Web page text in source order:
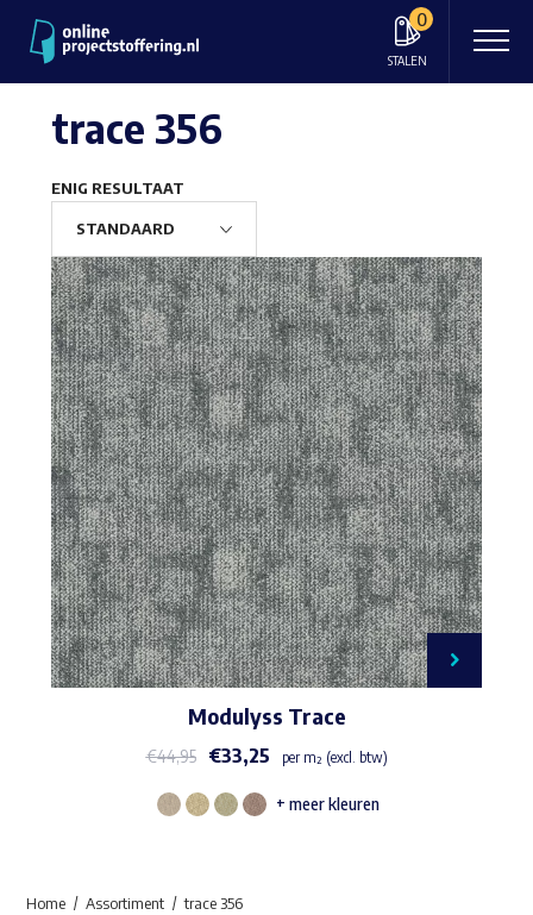
0
STALEN
trace 356
ENIG RESULTAAT
Modulyss Trace
€44,95 €33,25 per m² (excl. btw)
Dit
+ meer kleuren
Home Assortiment trace 356